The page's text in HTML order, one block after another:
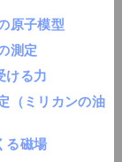
原子模型
測定
ける力
（ミリカンの油
る磁場